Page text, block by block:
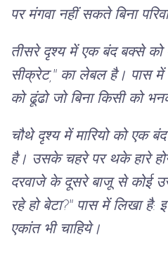
पर मंगवा नहीं सकते बिना
तीसरे दृश्य में एक बंद बक्से को
सीक्रेट," का लेबल है। पास में
को ढूंढो जो बिना किसी को
चौथे दृश्य में मारियो को एक
है। उसके चहरे पर थके हारे
दरवाजे के दूसरे बाजू से कोई
रहे हो बेटा?" पास में लिखा
एकांत भी चाहिये।